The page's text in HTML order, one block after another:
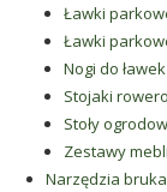
Ławki
Ławki
Nogi do
Stojaki
Stoły
Zestawy
Narzędzia